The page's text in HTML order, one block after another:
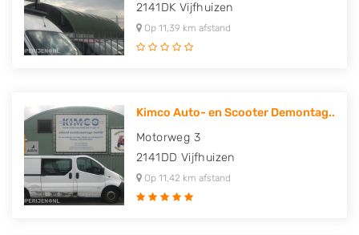
2141DK Vijfhuizen
Op 11,39 km afstand
Kimco Auto- en Scooter Demontag..
Motorweg 3
2141DD Vijfhuizen
Op 11,42 km afstand